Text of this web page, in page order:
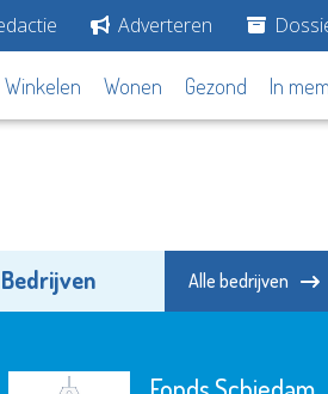
Adverteren
Winkelen Wonen Gezond In
Bedrijven Alle bedrijven